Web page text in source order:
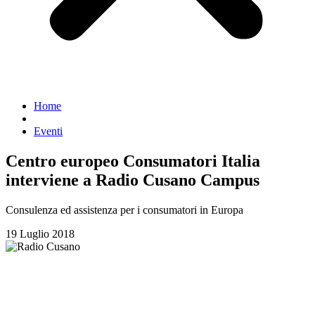
Home
Eventi
Centro europeo Consumatori Italia
interviene a Radio Cusano Campus
Consulenza ed assistenza per i consumatori in Europa
19 Luglio 2018